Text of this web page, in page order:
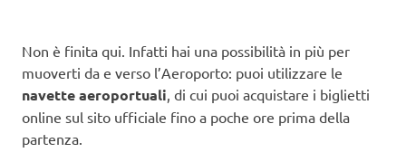
Non è finita qui. Infatti hai una possibilità in più per
muoverti da e verso l’Aeroporto: puoi utilizzare le
navette aeroportuali, di cui puoi acquistare i biglietti
online sul sito ufficiale fino a poche ore prima della
partenza.